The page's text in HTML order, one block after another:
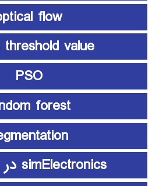
flow
threshold value
PSO
forest
simElectronics در Simulink